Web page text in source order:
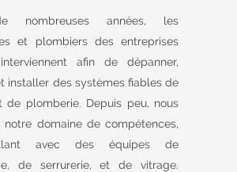
nombreuses années, les
et plombiers des entreprises
afin de dépanner,
installer des systèmes fiables de
de plomberie. Depuis peu, nous
notre domaine de compétences,
avec des équipes de
de serrurerie, et de vitrage.